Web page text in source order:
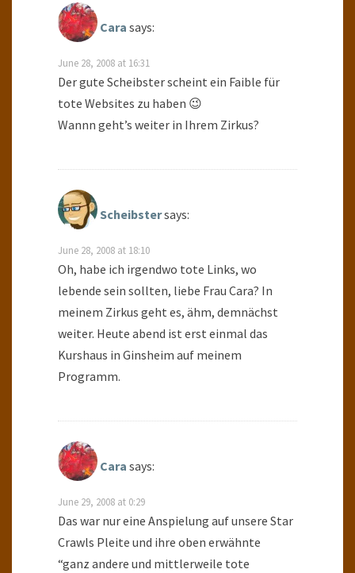
Cara says:
June 28, 2008 at 16:31
Der gute Scheibster scheint ein Faible für
tote Websites zu haben 😉
Wannn geht’s weiter in Ihrem Zirkus?
Scheibstersays:
June 28, 2008 at 18:10
Oh, habe ich irgendwo tote Links, wo
lebende sein sollten, liebe Frau Cara? In
meinem Zirkus geht es, ähm, demnächst
weiter. Heute abend ist erst einmal das
Kurshaus in Ginsheim auf meinem
Programm.
Cara says:
June 29, 2008 at 0:29
Das war nur eine Anspielung auf unsere Star
Crawls Pleite und ihre oben erwähnte
“ganz andere und mittlerweile tote